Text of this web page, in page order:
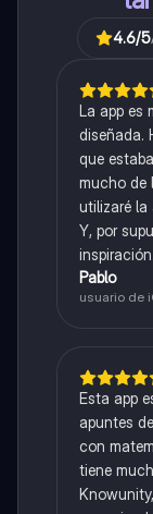
4.6/5
La app es
diseñada.
que
mucho de
utilizaré la
Y, por
inspiración.
Pablo
usuario de
Esta app
apuntes
con
tiene